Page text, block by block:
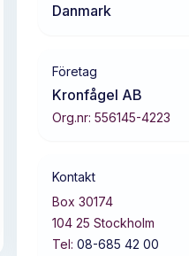
Danmark
Företag
Kronfågel AB
Org.nr: 556145-4223
Kontakt
Box 30174
104 25 Stockholm
Tel: 08-685 42 00